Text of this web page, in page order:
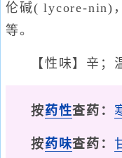
伦碱( lycore-nin)
等。
【性味】辛；
按药性查药：
按药味查药：